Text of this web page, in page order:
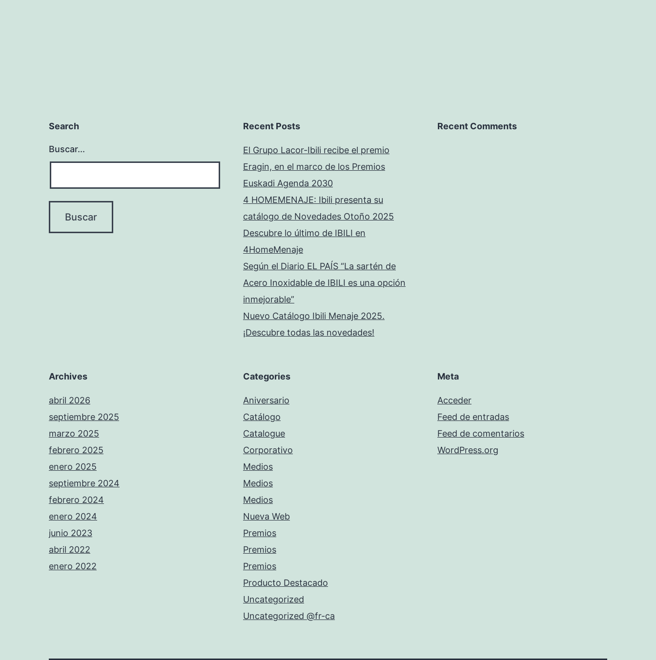
Search
Buscar...
Recent Posts
El Grupo Lacor-Ibili recibe el premio
Eragin, en el marco de los Premios
Euskadi Agenda 2030
4 HOMEMENAJE: Ibili presenta su
catálogo de Novedades Otoño 2025
Descubre lo último de IBILI en
4HomeMenaje
Según el Diario EL PAÍS “La sartén de
Acero Inoxidable de IBILI es una opción
inmejorable”
Nuevo Catálogo Ibili Menaje 2025.
¡Descubre todas las novedades!
Recent Comments
Archives
abril 2026
septiembre 2025
marzo 2025
febrero 2025
enero 2025
septiembre 2024
febrero 2024
enero 2024
junio 2023
abril 2022
enero 2022
Categories
Aniversario
Catálogo
Catalogue
Corporativo
Medios
Medios
Medios
Nueva Web
Premios
Premios
Premios
Producto Destacado
Uncategorized
Uncategorized @fr-ca
Meta
Acceder
Feed de entradas
Feed de comentarios
WordPress.org